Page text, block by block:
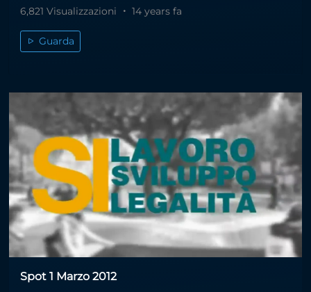
6,821 Visualizzazioni 14 years fa
Guarda
Spot 1 Marzo 2012